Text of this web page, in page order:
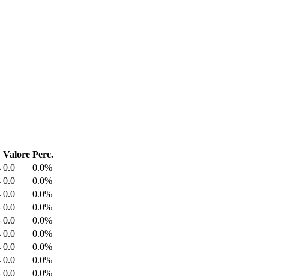
Valore Perc.
0.0
0.0%
0.0
0.0%
0.0
0.0%
0.0
0.0%
0.0
0.0%
0.0
0.0%
0.0
0.0%
0.0
0.0%
0.0
0.0%